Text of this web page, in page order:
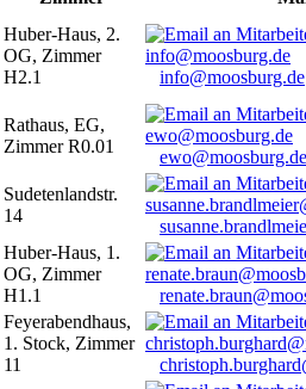
Huber-Haus, 2.
OG, Zimmer
H2.1
info@moosburg.de
Rathaus, EG,
Zimmer R0.01
ewo@moosburg.de
Sudetenlandstr.
14
Huber-Haus, 1.
OG, Zimmer
H1.1
Feyerabendhaus,
1. Stock, Zimmer
11